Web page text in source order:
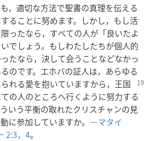
，適切な方法で聖書の真理を伝える
ることに努めます。しかし，もし活
ったなら，すべての人が「良いたよ
でしょう。もしわたしたちが個人的
たなら，決して会うことなどなかっ
のです。エホバの証人は，あらゆる
れる愛を抱いていますから，王国
の人のところへ行くように努力する
いう平衡の取れたクリスチャンの見
に参加していますか。―マタイ
2:3，4。